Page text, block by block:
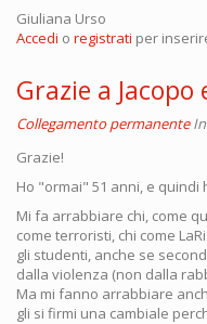
Giuliana Urso
Accedi o registrati per
Grazie a
Collegamento permanente
Grazie!
Ho "ormai" 51 anni, e
Mi fa arrabbiare chi, come
come terroristi, chi come
gli studenti, anche se
dalla violenza (non dalla
Ma mi fanno arrabbiare
gli si firmi una cambiale